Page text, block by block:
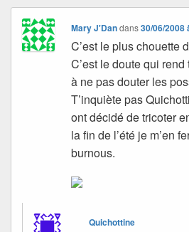
Mary J'Dandans30/06/2008
C’est le plus chouette
C’est le doute qui
à ne pas douter les
T’inquiète pas
ont décidé de tricoter
la fin de l’été je m’en
burnous.
Quichottine